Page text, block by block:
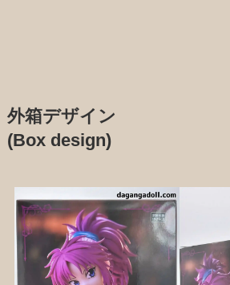
外箱デザイン
(Box design)